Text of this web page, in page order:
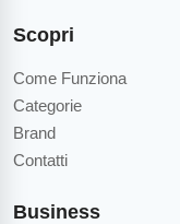
Scopri
Come Funziona
Categorie
Brand
Contatti
Business